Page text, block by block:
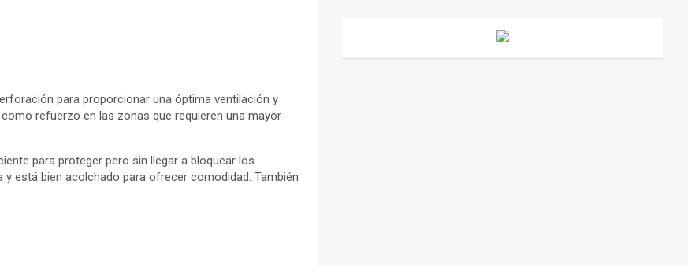
para proporcionar una óptima ventilación y
refuerzo en las zonas que requieren una mayor
para proteger pero sin llegar a bloquear los
está bien acolchado para ofrecer comodidad. También